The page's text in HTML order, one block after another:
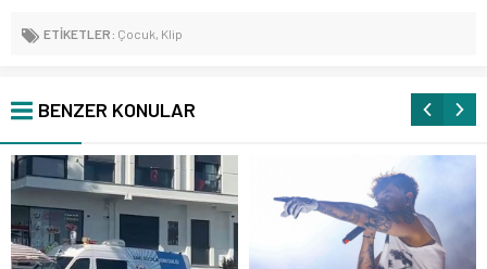
ETİKETLER: Çocuk, Klip
BENZER KONULAR